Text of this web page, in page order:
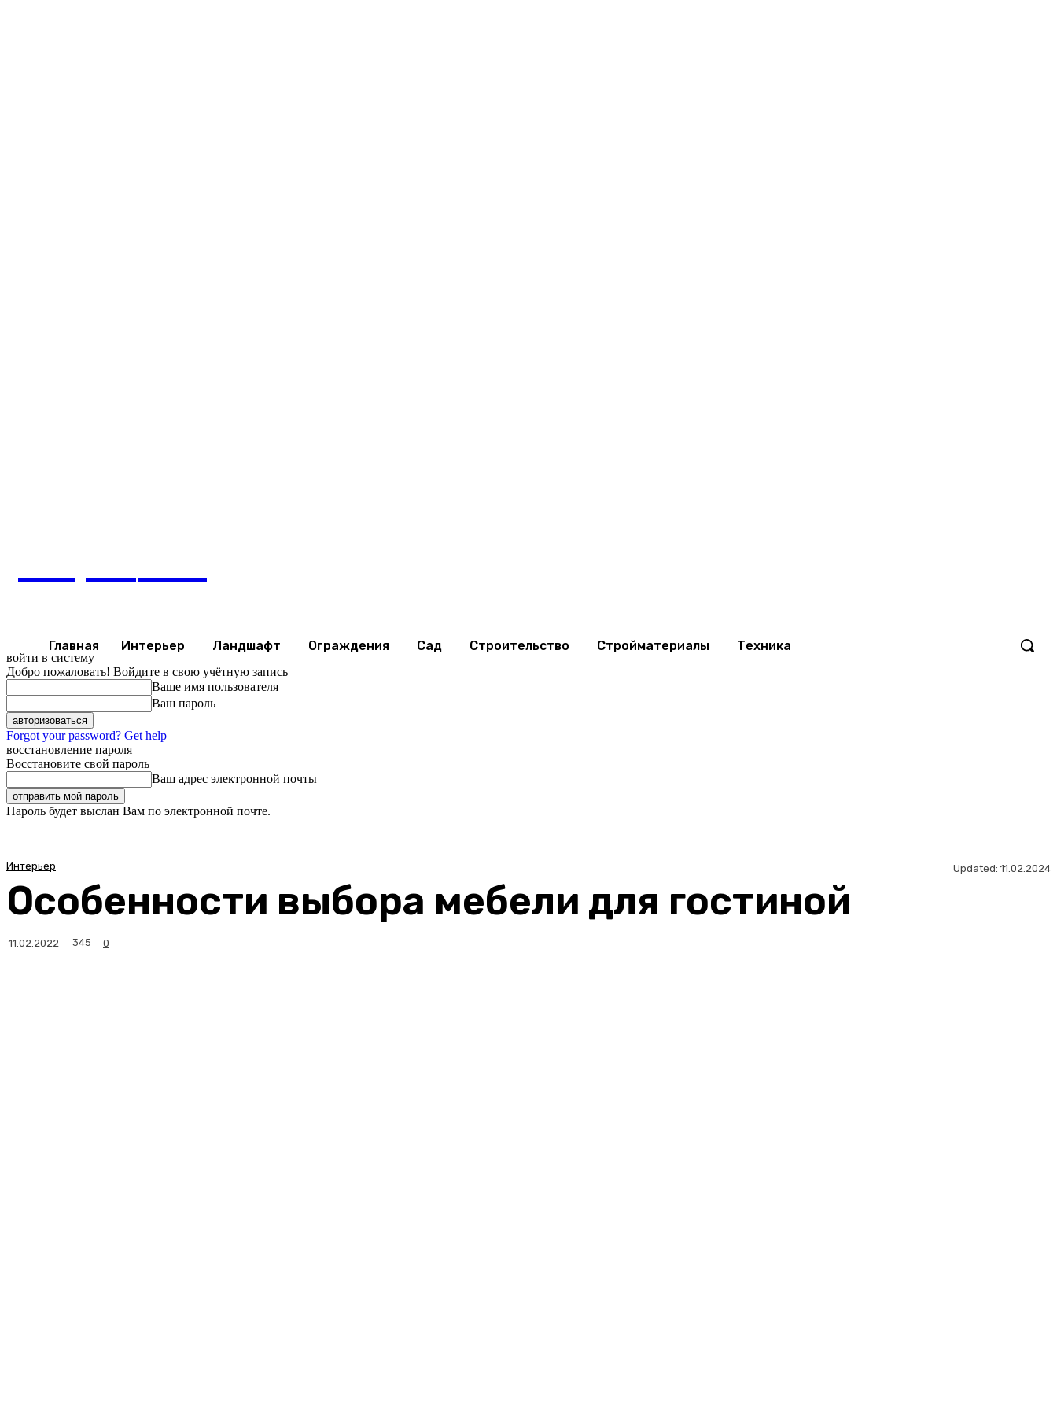
Главная Интерьер Ландшафт Ограждения Сад Строительство Стройматериалы Техника
войти в систему
Добро пожаловать! Войдите в свою учётную запись
Ваше имя пользователя
Ваш пароль
Forgot your password? Get help
восстановление пароля
Восстановите свой пароль
Ваш адрес электронной почты
Пароль будет выслан Вам по электронной почте.
Интерьер Updated: 11.02.2024
Особенности выбора мебели для гостиной
11.02.2022 345 0